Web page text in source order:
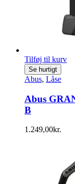
Tilføj til kurv
Se hurtigt
Abus, Låse
Abus
B
1.249,00kr.